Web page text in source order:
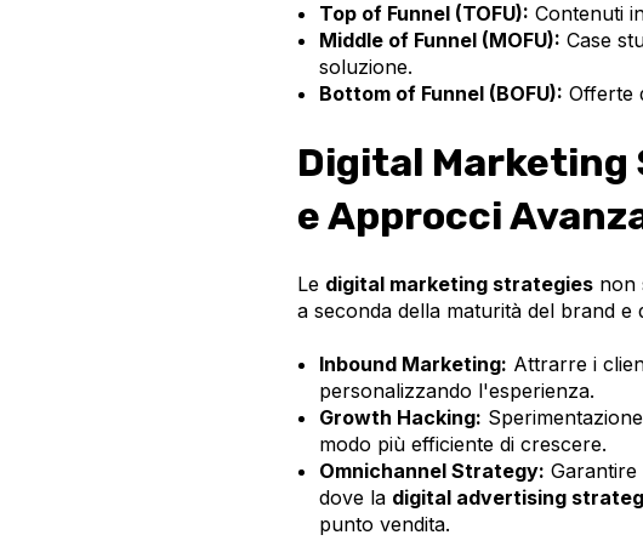
Top of Funnel (TOFU): Contenuti
Middle of Funnel (MOFU): Case
soluzione.
Bottom of Funnel (BOFU): Offerte
Digital Marketing
e Approcci
Le digital marketing strategies non
a seconda della maturità del brand e
Inbound Marketing: Attrarre i
personalizzando l'esperienza.
Growth Hacking:
modo più efficiente di crescere.
Omnichannel Strategy:
dove la digital advertising
punto vendita.